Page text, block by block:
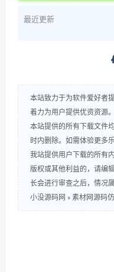
最近更新
本站致力于为软件爱好者
着力为用户提供优资资源。
本站提供的所有下载文件
时内删除。如需体验更多
我站提供用户下载的所有
版权或其他利益的，请编
长会进行审查之后，情况
小没源码网 » 素材网源码